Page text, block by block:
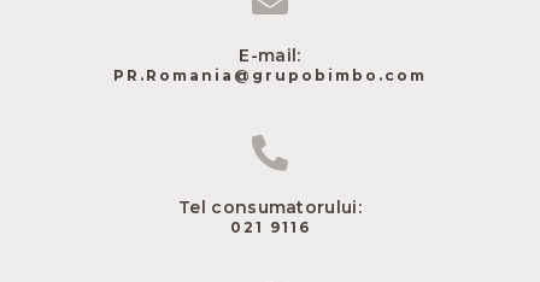
E-mail:
PR.Romania@grupobimbo.com
Tel consumatorului:
021 9116